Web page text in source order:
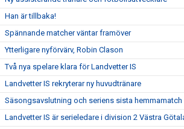
Han är tillbaka!
Spännande matcher väntar framöver
Ytterligare nyförvärv, Robin Clason
Två nya spelare klara för Landvetter IS
Landvetter IS rekryterar ny huvudtränare
Säsongsavslutning och seriens sista hemmamatch
Landvetter IS är serieledare i division 2 Västra